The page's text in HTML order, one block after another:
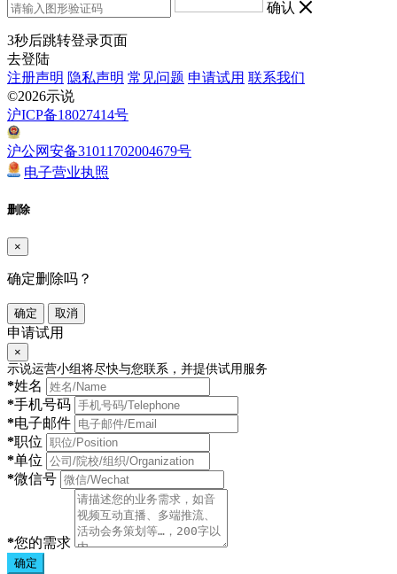
确认
3秒后跳转登录页面
去登陆
注册声明 隐私声明 常见问题 申请试用 联系我们
©2026示说
沪ICP备18027414号
沪公网安备31011702004679号
电子营业执照
删除
×
确定删除吗？
确定 取消
申请试用
×
示说运营小组将尽快与您联系，并提供试用服务
*姓名
*手机号码
*电子邮件
*职位
*单位
*微信号
*您的需求
确定